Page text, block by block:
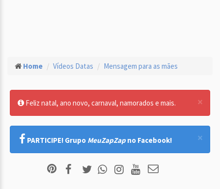
Home Vídeos Datas Mensagem para as mães
×
Feliz natal, ano novo, carnaval, namorados e mais.
×
PARTICIPE! Grupo MeuZapZap no Facebook!